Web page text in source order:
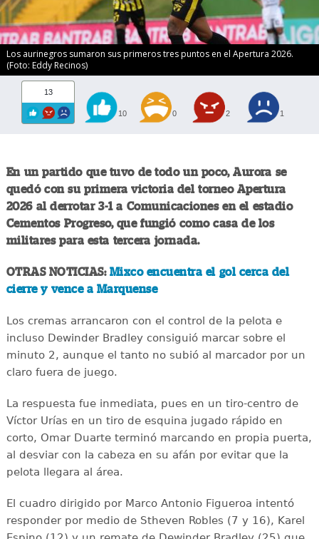
Los aurinegros sumaron sus primeros tres puntos en el Apertura 2026.
(Foto: Eddy Recinos)
13
10 0 2 1
En un partido que tuvo de todo un poco, Aurora se
quedó con su primera victoria del torneo Apertura
2026 al derrotar 3-1 a Comunicaciones en el estadio
Cementos Progreso, que fungió como casa de los
militares para esta tercera jornada.
OTRAS NOTICIAS: Mixco encuentra el gol cerca del
cierre y vence a Marquense
Los cremas arrancaron con el control de la pelota e
incluso Dewinder Bradley consiguió marcar sobre el
minuto 2, aunque el tanto no subió al marcador por un
claro fuera de juego.
La respuesta fue inmediata, pues en un tiro-centro de
Víctor Urías en un tiro de esquina jugado rápido en
corto, Omar Duarte terminó marcando en propia puerta,
al desviar con la cabeza en su afán por evitar que la
pelota llegara al área.
El cuadro dirigido por Marco Antonio Figueroa intentó
responder por medio de Stheven Robles (7 y 16), Karel